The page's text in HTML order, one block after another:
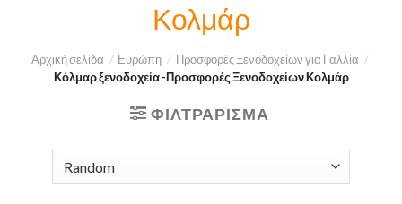
Κολμάρ
Αρχική σελίδα / Ευρώπη / Προσφορές Ξενοδοχείων για Γαλλία /
Κόλμαρ ξενοδοχεία -Προσφορές Ξενοδοχείων Κολμάρ
ΦΙΛΤΡΆΡΙΣΜΑ